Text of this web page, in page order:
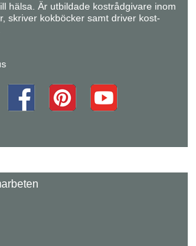
hälsa. Är utbildade kostrådgivare inom
skriver kokböcker samt driver kost-